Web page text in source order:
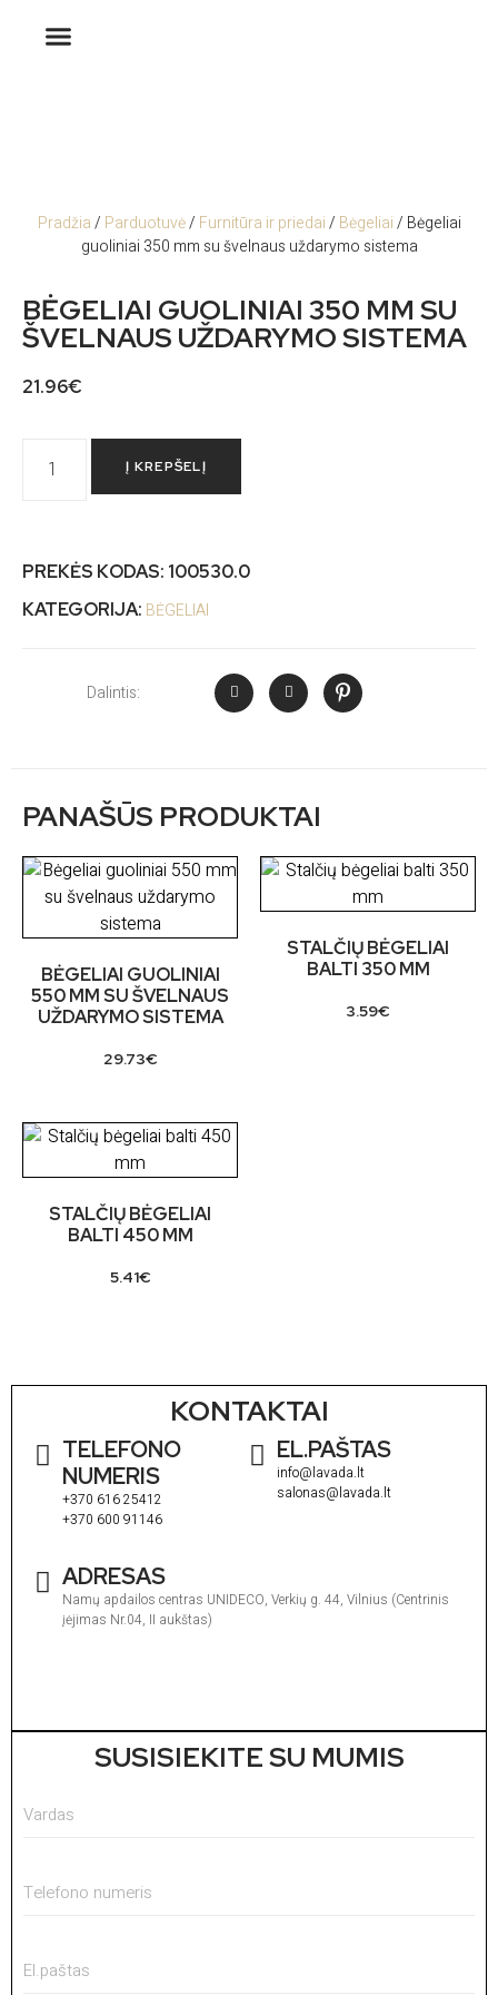
Pradžia/ Parduotuvė/ Furnitūra ir priedai/ Bėgeliai/ Bėgeliai
guoliniai 350 mm su švelnaus uždarymo sistema
BĖGELIAI GUOLINIAI 350 MM SU
ŠVELNAUS UŽDARYMO SISTEMA
21.96€
Į KREPŠELĮ
PREKĖS KODAS: 100530.0
KATEGORIJA: BĖGELIAI
Dalintis:
PANAŠŪS PRODUKTAI
BĖGELIAI GUOLINIAI
550 MM SU ŠVELNAUS
UŽDARYMO SISTEMA
29.73€
STALČIŲ BĖGELIAI
BALTI 350 MM
3.59€
STALČIŲ BĖGELIAI
BALTI 450 MM
5.41€
KONTAKTAI
TELEFONO
NUMERIS
+370 616 25412
+370 600 91146
EL.PAŠTAS
info@lavada.lt
salonas@lavada.lt
ADRESAS
Namų apdailos centras UNIDECO, Verkių g. 44, Vilnius (Centrinis
įėjimas Nr.04, II aukštas)
SUSISIEKITE SU MUMIS